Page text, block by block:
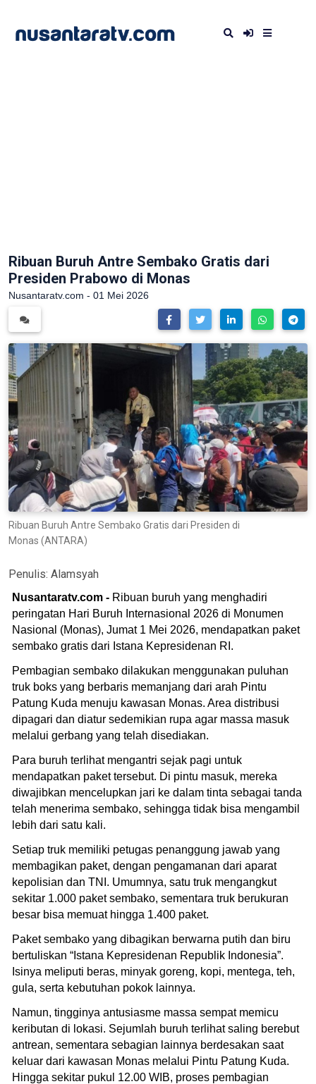
Ribuan Buruh Antre Sembako Gratis dari
Presiden Prabowo di Monas
Nusantaratv.com - 01 Mei 2026
Ribuan Buruh Antre Sembako Gratis dari Presiden di
Monas (ANTARA)
Penulis: Alamsyah
Nusantaratv.com - Ribuan buruh yang menghadiri
peringatan Hari Buruh Internasional 2026 di Monumen
Nasional (Monas), Jumat 1 Mei 2026, mendapatkan paket
sembako gratis dari Istana Kepresidenan RI.
Pembagian sembako dilakukan menggunakan puluhan
truk boks yang berbaris memanjang dari arah Pintu
Patung Kuda menuju kawasan Monas. Area distribusi
dipagari dan diatur sedemikian rupa agar massa masuk
melalui gerbang yang telah disediakan.
Para buruh terlihat mengantri sejak pagi untuk
mendapatkan paket tersebut. Di pintu masuk, mereka
diwajibkan mencelupkan jari ke dalam tinta sebagai tanda
telah menerima sembako, sehingga tidak bisa mengambil
lebih dari satu kali.
Setiap truk memiliki petugas penanggung jawab yang
membagikan paket, dengan pengamanan dari aparat
kepolisian dan TNI. Umumnya, satu truk mengangkut
sekitar 1.000 paket sembako, sementara truk berukuran
besar bisa memuat hingga 1.400 paket.
Paket sembako yang dibagikan berwarna putih dan biru
bertuliskan “Istana Kepresidenan Republik Indonesia”.
Isinya meliputi beras, minyak goreng, kopi, mentega, teh,
gula, serta kebutuhan pokok lainnya.
Namun, tingginya antusiasme massa sempat memicu
keributan di lokasi. Sejumlah buruh terlihat saling berebut
antrean, sementara sebagian lainnya berdesakan saat
keluar dari kawasan Monas melalui Pintu Patung Kuda.
Hingga sekitar pukul 12.00 WIB, proses pembagian